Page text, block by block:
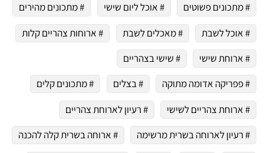
# מתכונים פשוטים # אוכל ליום שישי
# מתכונים מהירים
# אוכל לשבת
# מאכלים לשבת
# ארוחות צהריים קלות
# ארוחת שישי
# שישי בצהריים
# פפריקה אדומה מתוקה
# בצלים
# מתכונים קלים
# ארוחת צהריים לשישי
# רעיון לארוחת צהריים
# רעיון לארוחה בשרית מרשימה
# ארוחה בשרית קלה להכנה